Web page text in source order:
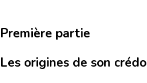
Première partie
Les origines de son crédo